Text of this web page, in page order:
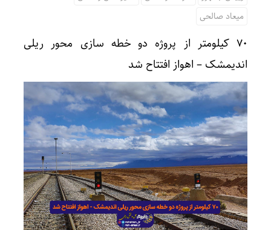
میعاد صالحی
۷۰ کیلومتر از پروژه دو خطه سازی محور ریلی
اندیمشک – اهواز افتتاح شد